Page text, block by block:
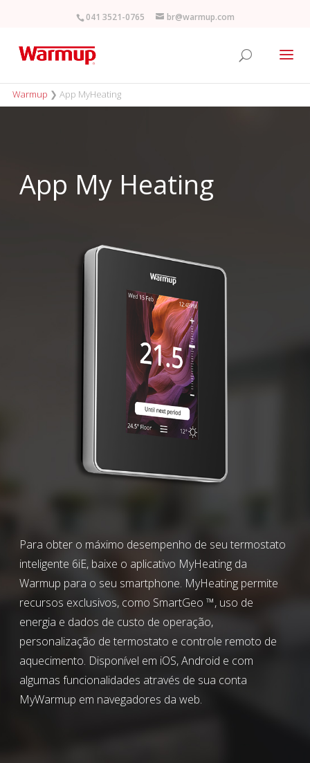
041 3521-0765 br@warmup.com
Warmup ❯ App MyHeating
App My Heating
Para obter o máximo desempenho de seu termostato
inteligente 6iE, baixe o aplicativo MyHeating da
Warmup para o seu smartphone. MyHeating permite
recursos exclusivos, como SmartGeo ™, uso de
energia e dados de custo de operação,
personalização de termostato e controle remoto de
aquecimento. Disponível em iOS, Android e com
algumas funcionalidades através de sua conta
MyWarmup em navegadores da web.